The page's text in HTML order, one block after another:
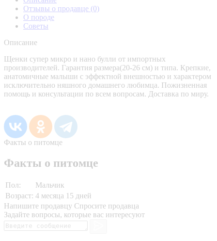
Отзывы о продавце (0)
О породе
Советы
Описание
Щенки супер микро и нано булли от импортных
производителей. Гарантия размера(20-26 см) и типа. Крепкие,
анатомичные малыши с эффектной внешностью и характером
исключительно няшного домашнего любимца. Пожизненная
помощь и консультации по всем вопросам. Доставка по миру.
Факты о питомце
Факты о питомце
Пол:
Мальчик
Возраст: 4 месяца 15 дней
Напишите продавцу Спросите продавца
Задайте вопросы, которые вас интересуют